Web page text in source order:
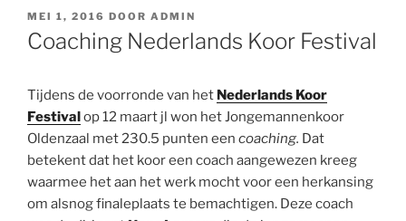
GEPLAATST
OP
MEI 1, 2016 DOOR ADMIN
Coaching Nederlands Koor Festival
Tijdens de voorronde van het Nederlands Koor
Festivalop 12 maart jl won het Jongemannenkoor
Oldenzaal met 230.5 punten een coaching. Dat
betekent dat het koor een coach aangewezen kreeg
waarmee het aan het werk mocht voor een herkansing
om alsnog finaleplaats te bemachtigen. Deze coach